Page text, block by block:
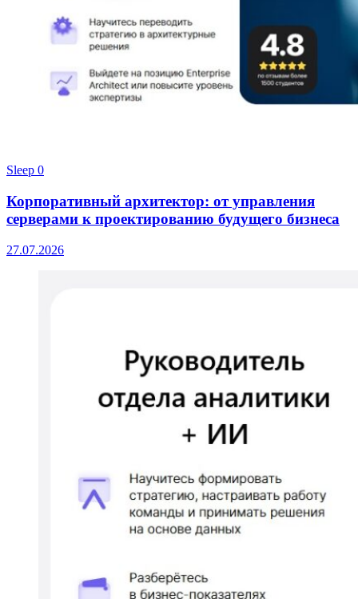
Sleep 0
Корпоративный архитектор: от управления
серверами к проектированию будущего бизнеса
27.07.2026